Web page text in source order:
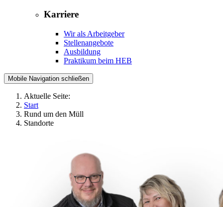
Karriere
Wir als Arbeitgeber
Stellenangebote
Ausbildung
Praktikum beim HEB
Mobile Navigation schließen
Aktuelle Seite:
Start
Rund um den Müll
Standorte